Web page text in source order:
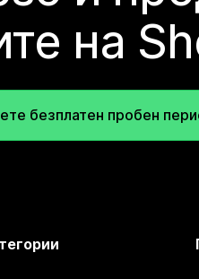
на
безплатен пробен